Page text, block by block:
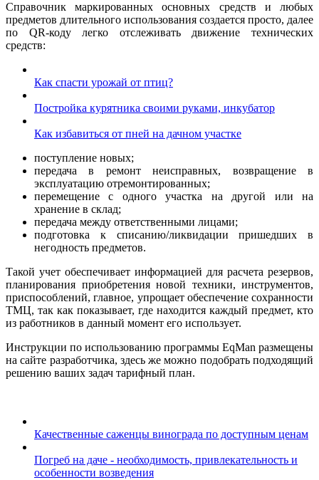
Справочник маркированных основных средств и любых
предметов длительного использования создается просто, далее
по QR-коду легко отслеживать движение технических
средств:
Как спасти урожай от птиц?
Постройка курятника своими руками, инкубатор
Как избавиться от пней на дачном участке
поступление новых;
передача в ремонт неисправных, возвращение в
эксплуатацию отремонтированных;
перемещение с одного участка на другой или на
хранение в склад;
передача между ответственными лицами;
подготовка к списанию/ликвидации пришедших в
негодность предметов.
Такой учет обеспечивает информацией для расчета резервов,
планирования приобретения новой техники, инструментов,
приспособлений, главное, упрощает обеспечение сохранности
ТМЦ, так как показывает, где находится каждый предмет, кто
из работников в данный момент его использует.
Инструкции по использованию программы EqMan размещены
на сайте разработчика, здесь же можно подобрать подходящий
решению ваших задач тарифный план.
Качественные саженцы винограда по доступным ценам
Погреб на даче - необходимость, привлекательность и
особенности возведения